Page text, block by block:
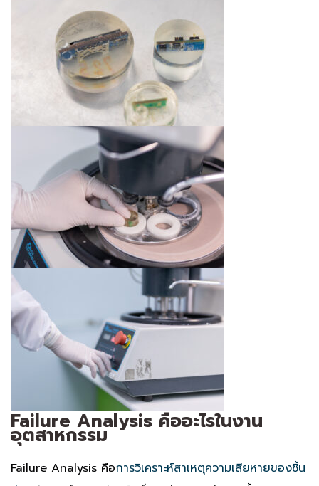
Failure Analysis คืออะไรในงาน
อุตสาหกรรม
Failure Analysis คือการวิเคราะห์สาเหตุความเสียหายของชิ้น